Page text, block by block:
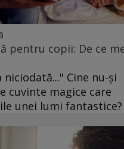
pentru copii: De ce
Cine nu-și
cuvinte magice care
unei lumi fantastice?